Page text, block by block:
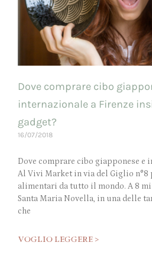
Dove comprare cibo
internazionale a Firenze
gadget?
16/07/2018
Dove comprare cibo giapponese e
Al Vivi Market in via del Giglio
alimentari da tutto il mondo. A 8
Santa Maria Novella, in una delle
che
VOGLIO LEGGERE >